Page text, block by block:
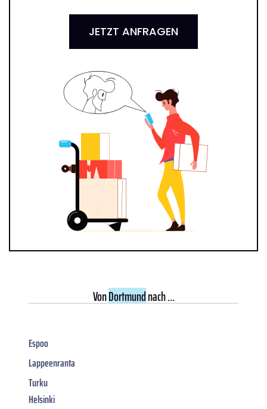
JETZT ANFRAGEN
VonDortmundnach ...
Espoo
Lappeenranta
Turku
Helsinki